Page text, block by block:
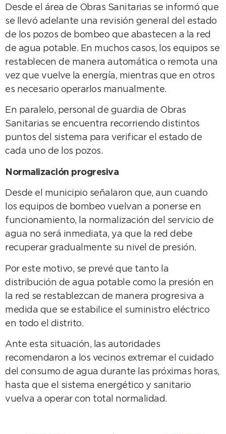
Desde el área de Obras Sanitarias se informó que
se llevó adelante una revisión general del estado
de los pozos de bombeo que abastecen a la red
de agua potable. En muchos casos, los equipos se
restablecen de manera automática o remota una
vez que vuelve la energía, mientras que en otros
es necesario operarlos manualmente.
En paralelo, personal de guardia de Obras
Sanitarias se encuentra recorriendo distintos
puntos del sistema para verificar el estado de
cada uno de los pozos.
Normalización progresiva
Desde el municipio señalaron que, aun cuando
los equipos de bombeo vuelvan a ponerse en
funcionamiento, la normalización del servicio de
agua no será inmediata, ya que la red debe
recuperar gradualmente su nivel de presión.
Por este motivo, se prevé que tanto la
distribución de agua potable como la presión en
la red se restablezcan de manera progresiva a
medida que se estabilice el suministro eléctrico
en todo el distrito.
Ante esta situación, las autoridades
recomendaron a los vecinos extremar el cuidado
del consumo de agua durante las próximas horas,
hasta que el sistema energético y sanitario
vuelva a operar con total normalidad.